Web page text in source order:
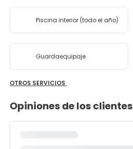
Piscina interior (todo el año)
Guardaequipaje
OTROS SERVICIOS
Opiniones de los clientes